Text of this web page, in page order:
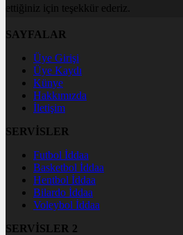
ettiğiniz için teşekkür ederiz.
SAYFALAR
Üye Girişi
Üye Kaydı
Künye
Hakkımızda
İletişim
SERVİSLER
Futbol İddaa
Basketbol İddaa
Hentbol İddaa
Bilardo İddaa
Voleybol İddaa
SERVİSLER 2